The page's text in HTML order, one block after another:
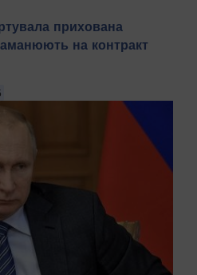
прихована
на контракт